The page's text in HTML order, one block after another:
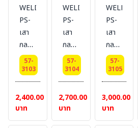
WELDING-
PS-
เสา
กลม
พ่นสี
รอง
พื้น
กัน
สนิม
พ่นสี
57-
3103
2,400.00
บาท
WELDING-
PS-
เสา
กลม
พ่นสี
รอง
พื้้
นกัน
สนิม
พ่นสี
57-
3104
2,700.00
บาท
WELDING-
PS-
เสา
กลม
พ่นสี
รอง
พื้น
กัน
สนิม
พ่นสี
57-
3105
3,000.00
บาท